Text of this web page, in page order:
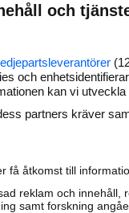
och
och
kan vi
partners kräver
få åtkomst till
reklam och innehåll,
samt forskning